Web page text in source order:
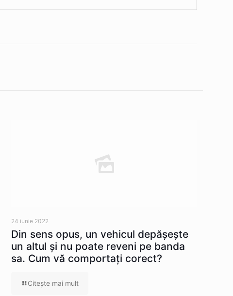
24 iunie 2022
Din sens opus, un vehicul depăşeşte
un altul şi nu poate reveni pe banda
sa. Cum vă comportaţi corect?
Citeşte mai mult